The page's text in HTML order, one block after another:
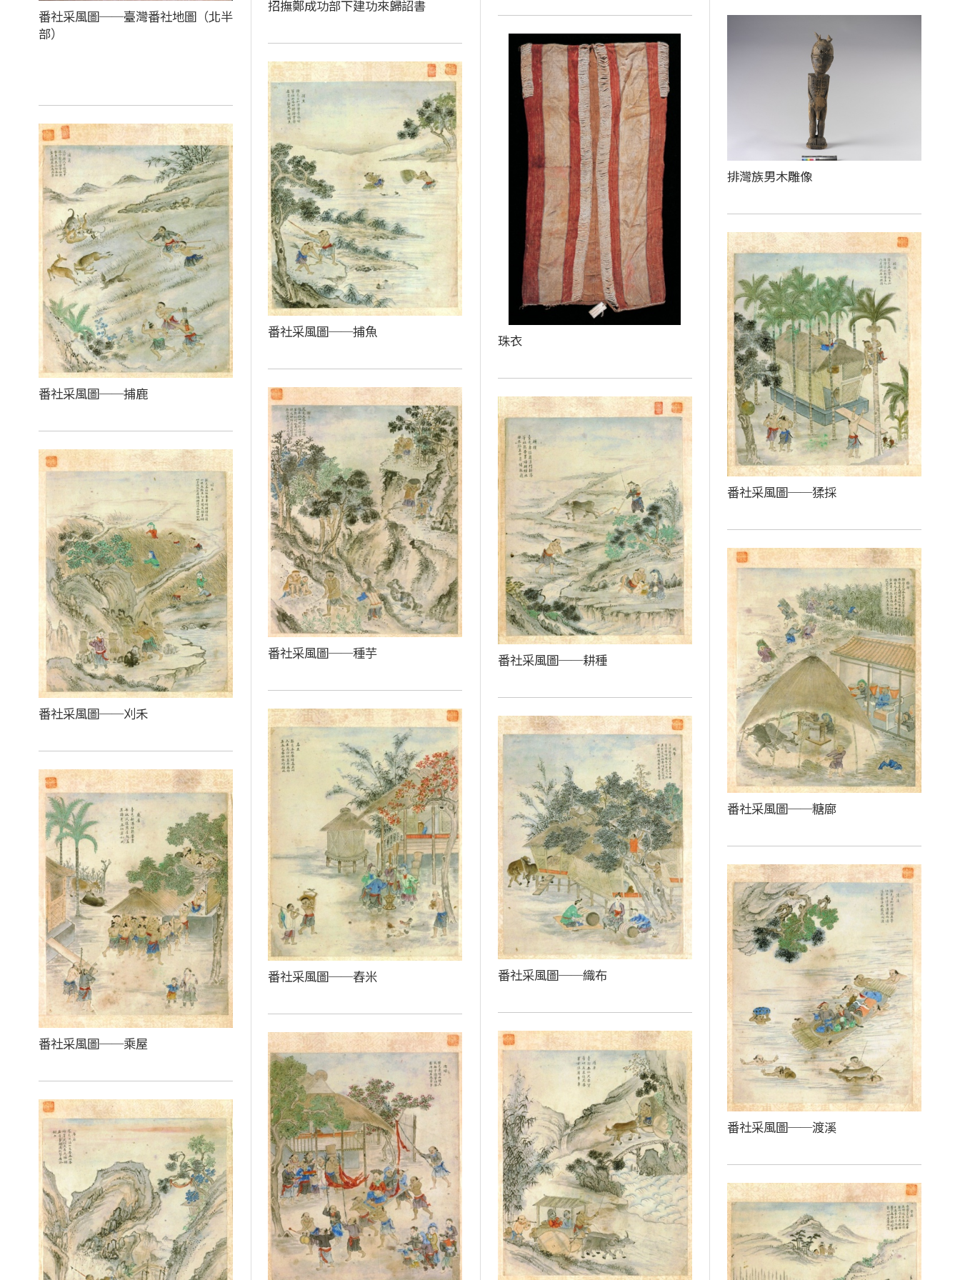
番社采風圖──臺灣番社地圖（北半
部）
招撫鄭成功部下建功來歸詔書
排灣族男木雕像
珠衣
番社采風圖──捕魚
番社采風圖──捕鹿
番社采風圖──猱採
番社采風圖──種芋 番社采風圖──耕種
番社采風圖──刈禾
番社采風圖──糖廍
番社采風圖──舂米 番社采風圖──織布
番社采風圖──乘屋
番社采風圖──渡溪